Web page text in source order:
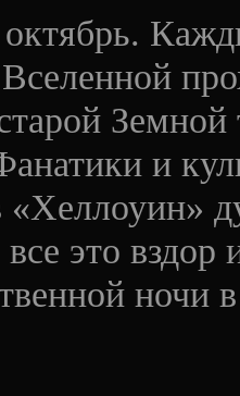
Земной
и
«Хеллоуин»
это
ночи